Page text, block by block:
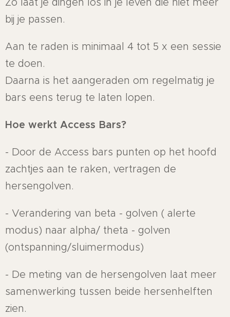
bij je passen.
Aan te raden is minimaal 4 tot 5 x een sessie
te doen.
Daarna is het aangeraden om regelmatig je
bars eens terug te laten lopen.
Hoe werkt Access Bars?
- Door de Access bars punten op het hoofd
zachtjes aan te raken, vertragen de
hersengolven.
- Verandering van beta - golven ( alerte
modus) naar alpha/ theta - golven
(ontspanning/sluimermodus)
- De meting van de hersengolven laat meer
samenwerking tussen beide hersenhelften
zien.